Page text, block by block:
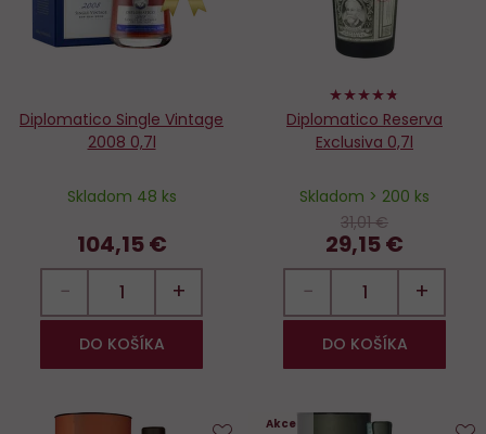
Diplomatico Single Vintage
2008 0,7l
Skladom 48 ks
104,15 €
− +
DO KOŠÍKA
94%
Diplomatico Reserva
Exclusiva 0,7l
Skladom > 200 ks
31,01 €
29,15 €
− +
DO KOŠÍKA
Akce